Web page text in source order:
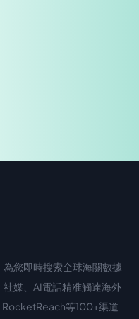
您即時搜索全球海關數據
媒、AI電話精准觸達海外
等100+渠道